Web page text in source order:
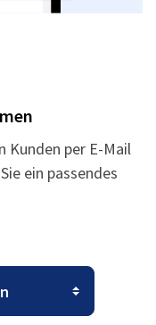
Kunden per E-Mail
ein passendes